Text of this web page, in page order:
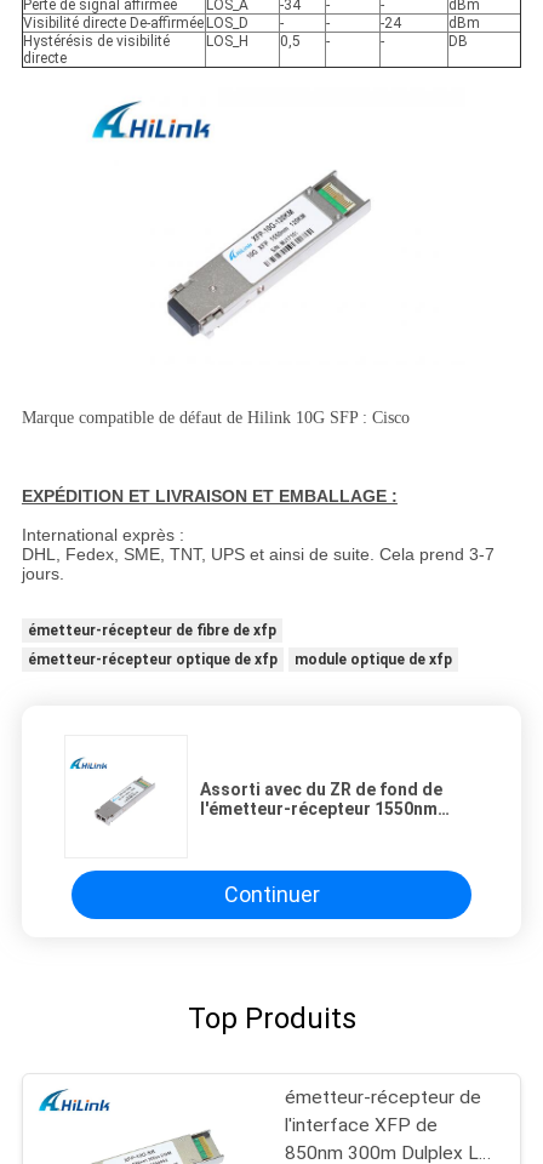
Perte de signal affirmée
LOS_A -34 - -
dBm
Visibilité directe De-affirmée LOS_D - - -24
dBm
Hystérésis de visibilité
directe
LOS_H 0,5 - - DB
Marque compatible de défaut de Hilink 10G SFP : Cisco
EXPÉDITION ET LIVRAISON ET EMBALLAGE :
International exprès :
DHL, Fedex, SME, TNT, UPS et ainsi de suite. Cela prend 3-7
jours.
émetteur-récepteur de fibre de xfp
émetteur-récepteur optique de xfp
module optique de xfp
Assorti avec du ZR de fond de
l'émetteur-récepteur 1550nm
Continuer
Top Produits
émetteur-récepteur de
l'interface XFP de
850nm 300m Dulplex LC